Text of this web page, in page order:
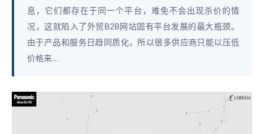
息，它们都存在于同一个平台，难免不会出现杀价的情
况，这就陷入了外贸B2B网站固有平台发展的最大瓶颈。
由于产品和服务日趋同质化，所以很多供应商只能以压低
价格来...